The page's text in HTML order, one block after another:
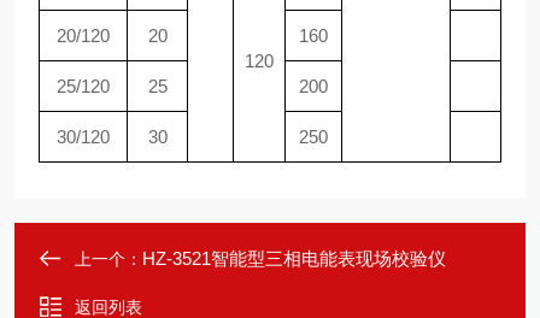
120
20/120 20 160
25/120 25 200
30/120 30 250
上一个： HZ-3521智能型三相电能表现场校验仪
返回列表